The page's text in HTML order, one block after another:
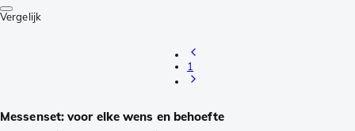
Vergelijk
1
Messenset: voor elke wens en behoefte